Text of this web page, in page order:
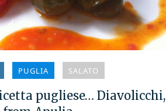
PUGLIA SALATO
pugliese… Diavolicchi,